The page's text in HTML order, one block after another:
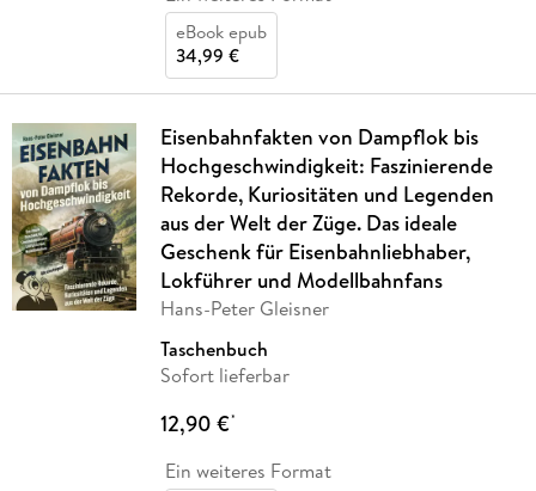
eBook epub
34,99 €
Eisenbahnfakten von Dampflok bis
Hochgeschwindigkeit: Faszinierende
Rekorde, Kuriositäten und Legenden
aus der Welt der Züge. Das ideale
Geschenk für Eisenbahnliebhaber,
Lokführer und Modellbahnfans
Hans-Peter Gleisner
Taschenbuch
Sofort lieferbar
12,90 €*
Ein weiteres Format